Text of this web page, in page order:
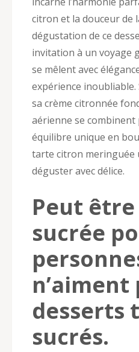
citron et la douceur de
dégustation de ce
invitation à un voyage
se mêlent avec
expérience
sa crème citronnée
aérienne se
équilibre unique en
tarte citron meringuée
déguster avec délice.
Peut
sucrée
n’aiment
desserts
sucrés.